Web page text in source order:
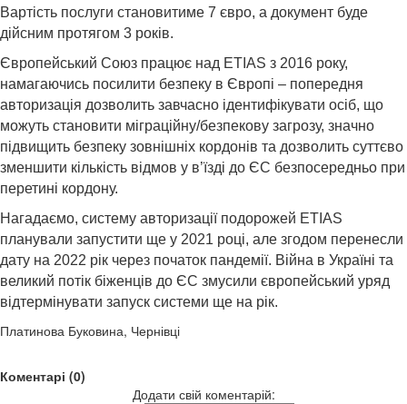
Вартість послуги становитиме 7 євро, а документ буде
дійсним протягом 3 років.
Європейський Союз працює над ETIAS з 2016 року,
намагаючись посилити безпеку в Європі – попередня
авторизація дозволить завчасно ідентифікувати осіб, що
можуть становити міграційну/безпекову загрозу, значно
підвищить безпеку зовнішніх кордонів та дозволить суттєво
зменшити кількість відмов у в’їзді до ЄС безпосередньо при
перетині кордону.
Нагадаємо, систему авторизації подорожей ETIAS
планували запустити ще у 2021 році, але згодом перенесли
дату на 2022 рік через початок пандемії. Війна в Україні та
великий потік біженців до ЄС змусили європейський уряд
відтермінувати запуск системи ще на рік.
Платинова Буковина, Чернівці
Коментарі (0)
Додати свій коментарій: